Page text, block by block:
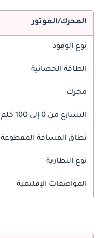
المحرك/الموتور
نوع الوقود
الطاقة الحصانية
محرك
التسارع من 0 إلى 100 كلم بالساعة
نطاق المسافة المقطوعة
نوع البطارية
المواصفات الإقليمية